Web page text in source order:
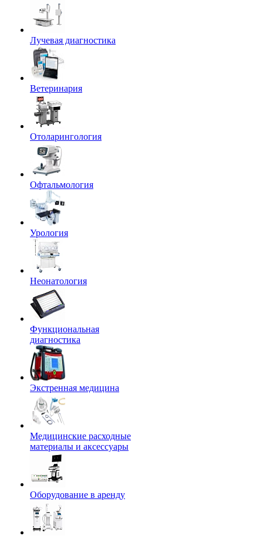
Лучевая диагностика
Ветеринария
Отоларингология
Офтальмология
Урология
Неонатология
Функциональная
диагностика
Экстренная медицина
Медицинские расходные
материалы и аксессуары
Оборудование в аренду